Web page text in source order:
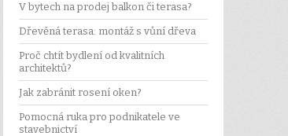
V bytech na prodej balkon či terasa?
Dřevěná terasa: montáž s vůní dřeva
Proč chtít bydlení od kvalitních
architektů?
Jak zabránit rosení oken?
Pomocná ruka pro podnikatele ve
stavebnictví